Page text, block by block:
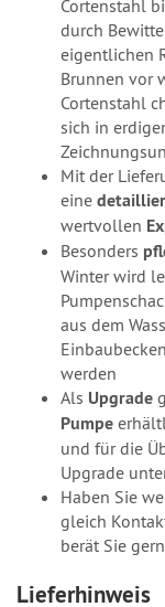
Cortenstahl
durch
eigentlichen
Brunnen vor
Cortenstahl
sich in
Mit der
eine
wertvollen
Besonders
Winter wird
aus dem
werden
Als Upgrade
Pumpe
und für die
Upgrade
Haben Sie
gleich
berät Sie
Lieferhinweis